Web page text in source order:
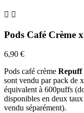
 
Pods Café Crème
6,90 €
Pods café crème Repuff
sont vendu par pack de
équivalent à 600puffs
disponibles en deux
vendu séparément).